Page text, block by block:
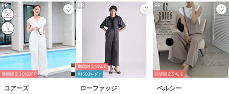
PR
期間限定30%OFF
ユアーズ
PR
期間限定SALE
¥1500ｸｰﾎﾟﾝ
ローファッジ
PR
期間限定SALE
ベルシー